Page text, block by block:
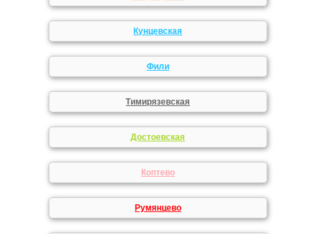
Кунцевская
Фили
Тимирязевская
Достоевская
Коптево
Румянцево